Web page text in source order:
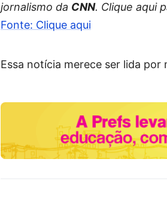
jornalismo da CNN. Clique aqui
Fonte: Clique aqui
Essa notícia merece ser lida